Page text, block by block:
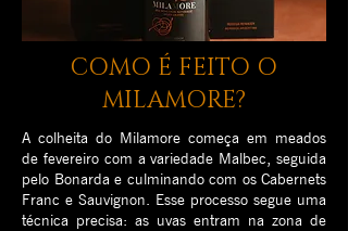
COMO É FEITO O
MILAMORE?
A colheita do Milamore começa em meados
de fevereiro com a variedade Malbec, seguida
pelo Bonarda e culminando com os Cabernets
Franc e Sauvignon. Esse processo segue uma
técnica precisa: as uvas entram na zona de